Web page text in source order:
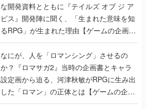
な開発資料とともに『テイルズ オブ ジ ア
ビス』開発陣に聞く、「生まれた意味を知
るRPG」が生まれた理由【ゲームの企画
書】
なにが、人を「ロマンシング」させるの
か？『ロマサガ2』当時の企画書とキャラ
設定画から迫る、河津秋敏がRPGに生み出
した「ロマン」の正体とは【ゲームの企画
書】